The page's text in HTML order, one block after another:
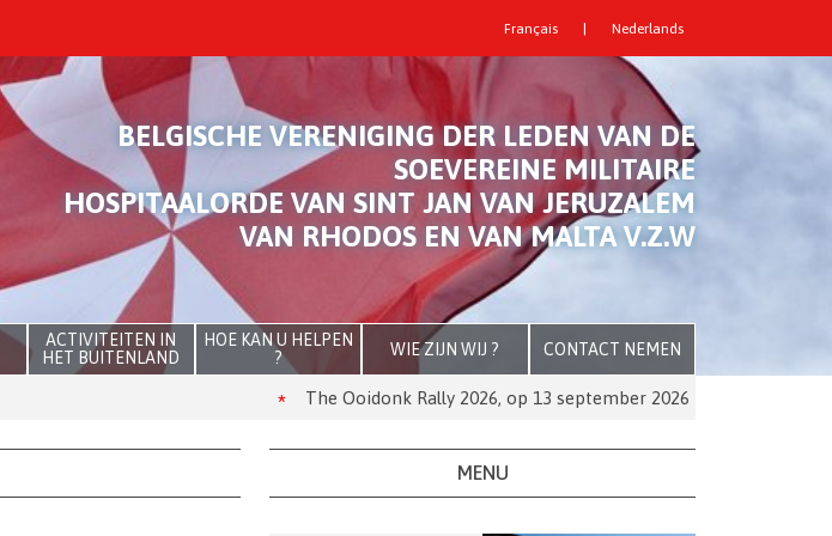
Français | Nederlands
BELGISCHE VERENIGING DER LEDEN VAN DE
SOEVEREINE MILITAIRE
HOSPITAALORDE VAN SINT JAN VAN JERUZALEM
VAN RHODOS EN VAN MALTA V.Z.W
ACTIVITEITEN IN
HET BUITENLAND
HOE KAN U HELPEN
?
WIE ZIJN WIJ ? CONTACT NEMEN
The Ooidonk Rally 2026, op 13 september 2026
MENU